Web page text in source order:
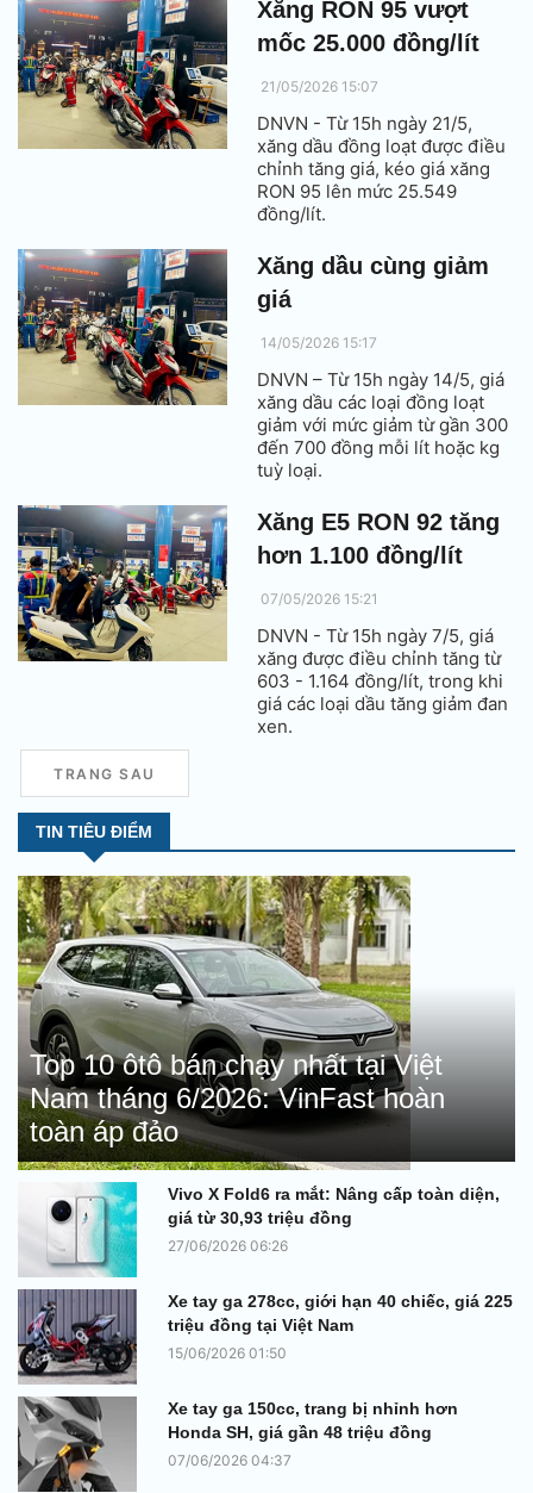
hơn 24.100 đồng/lít.
Xăng RON 95 vượt
mốc 25.000 đồng/lít
21/05/2026 15:07
DNVN - Từ 15h ngày 21/5,
xăng dầu đồng loạt được điều
chỉnh tăng giá, kéo giá xăng
RON 95 lên mức 25.549
đồng/lít.
Xăng dầu cùng giảm
giá
14/05/2026 15:17
DNVN – Từ 15h ngày 14/5, giá
xăng dầu các loại đồng loạt
giảm với mức giảm từ gần 300
đến 700 đồng mỗi lít hoặc kg
tuỳ loại.
Xăng E5 RON 92 tăng
hơn 1.100 đồng/lít
07/05/2026 15:21
DNVN - Từ 15h ngày 7/5, giá
xăng được điều chỉnh tăng từ
603 - 1.164 đồng/lít, trong khi
giá các loại dầu tăng giảm đan
xen.
TRANG SAU
TIN TIÊU ĐIỂM
Top 10 ôtô bán chạy nhất tại Việt
Nam tháng 6/2026: VinFast hoàn
toàn áp đảo
Vivo X Fold6 ra mắt: Nâng cấp toàn diện,
giá từ 30,93 triệu đồng
27/06/2026 06:26
Xe tay ga 278cc, giới hạn 40 chiếc, giá 225
triệu đồng tại Việt Nam
15/06/2026 01:50
Xe tay ga 150cc, trang bị nhỉnh hơn
Honda SH, giá gần 48 triệu đồng
07/06/2026 04:37